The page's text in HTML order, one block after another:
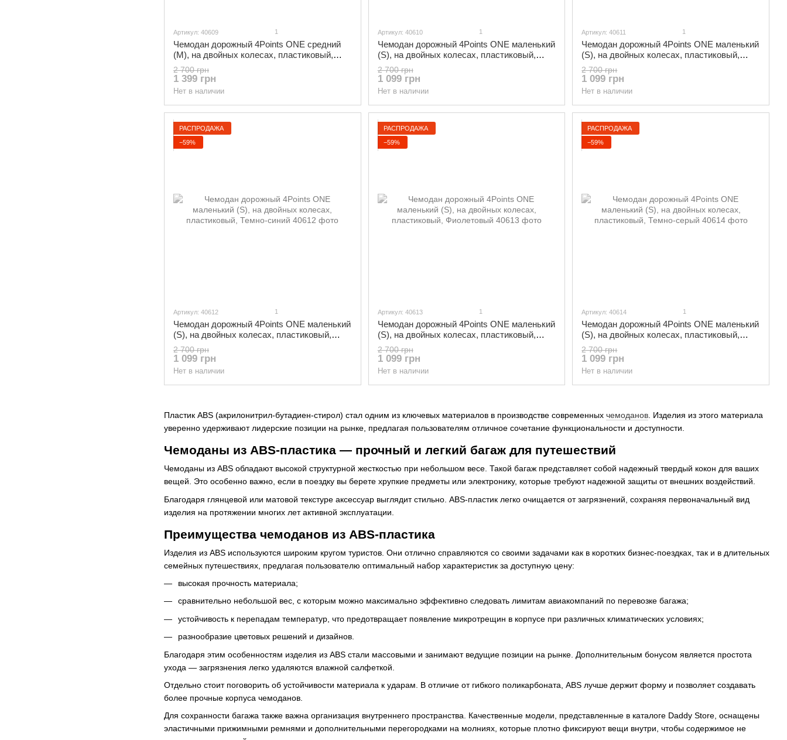
Пластик ABS (акрилонитрил-бутадиен-стирол) стал одним из ключевых материалов в производстве современных чемоданов . Изделия из этого материала
уверенно удерживают лидерские позиции на рынке, предлагая пользователям отличное сочетание функциональности и доступности.
Чемоданы из ABS-пластика — прочный и легкий багаж для путешествий
Чемоданы из ABS обладают высокой структурной жесткостью при небольшом весе. Такой багаж представляет собой надежный твердый кокон для ваших
вещей. Это особенно важно, если в поездку вы берете хрупкие предметы или электронику, которые требуют надежной защиты от внешних воздействий.
Благодаря глянцевой или матовой текстуре аксессуар выглядит стильно. ABS-пластик легко очищается от загрязнений, сохраняя первоначальный вид
изделия на протяжении многих лет активной эксплуатации.
Преимущества чемоданов из ABS-пластика
Изделия из ABS используются широким кругом туристов. Они отлично справляются со своими задачами как в коротких бизнес-поездках, так и в длительных
семейных путешествиях, предлагая пользователю оптимальный набор характеристик за доступную цену:
высокая прочность материала;
сравнительно небольшой вес, с которым можно максимально эффективно следовать лимитам авиакомпаний по перевозке багажа;
устойчивость к перепадам температур, что предотвращает появление микротрещин в корпусе при различных климатических условиях;
разнообразие цветовых решений и дизайнов.
Благодаря этим особенностям изделия из ABS стали массовыми и занимают ведущие позиции на рынке. Дополнительным бонусом является простота
ухода — загрязнения легко удаляются влажной салфеткой.
Отдельно стоит поговорить об устойчивости материала к ударам. В отличие от гибкого поликарбоната, ABS лучше держит форму и позволяет создавать
более прочные корпуса чемоданов.
Для сохранности багажа также важна организация внутреннего пространства. Качественные модели, представленные в каталоге Daddy Store, оснащены
эластичными прижимными ремнями и дополнительными перегородками на молниях, которые плотно фиксируют вещи внутри, чтобы содержимое не
Артикул: 40609 1
Чемодан дорожный 4Points ONE средний
(М), на двойных колесах, пластиковый,
Темно-серый
2 700 грн
1 399 грн
Нет в наличии
Артикул: 40610 1
Чемодан дорожный 4Points ONE маленький
(S), на двойных колесах, пластиковый,
Черный
2 700 грн
1 099 грн
Нет в наличии
Артикул: 40611 1
Чемодан дорожный 4Points ONE маленький
(S), на двойных колесах, пластиковый,
Шампань
2 700 грн
1 099 грн
Нет в наличии
РАСПРОДАЖА
−59%
Артикул: 40612 1
Чемодан дорожный 4Points ONE маленький
(S), на двойных колесах, пластиковый,
Темно-синий
2 700 грн
1 099 грн
Нет в наличии
РАСПРОДАЖА
−59%
Артикул: 40613 1
Чемодан дорожный 4Points ONE маленький
(S), на двойных колесах, пластиковый,
Фиолетовый
2 700 грн
1 099 грн
Нет в наличии
РАСПРОДАЖА
−59%
Артикул: 40614 1
Чемодан дорожный 4Points ONE маленький
(S), на двойных колесах, пластиковый,
Темно-серый
2 700 грн
1 099 грн
Нет в наличии